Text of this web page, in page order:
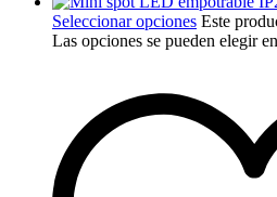
Seleccionar opciones Este
Las opciones se pueden elegir